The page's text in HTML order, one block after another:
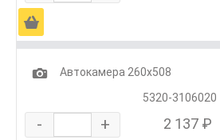
Ä
1
Автокамера 260х508
5320-3106020
- + 2 137 ₽